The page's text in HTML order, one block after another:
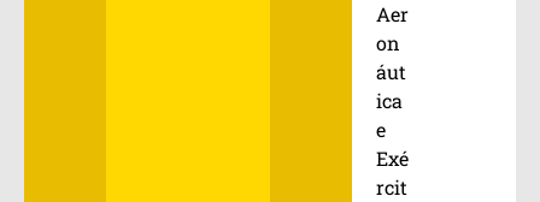
Aer
on
áut
ica
e
Exé
rcit